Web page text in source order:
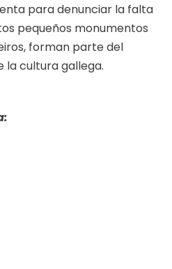
para denunciar la falta
pequeños monumentos
forman parte del
la cultura gallega.